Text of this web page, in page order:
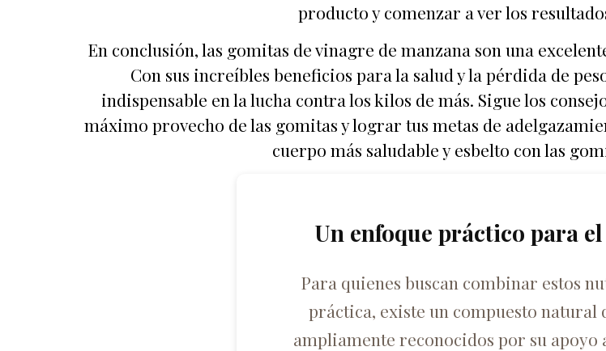
producto y comenzar a ver los
En conclusión, las gomitas de vinagre de manzana son una
Con sus increíbles beneficios para la salud y la pérdida de
indispensable en la lucha contra los kilos de más. Sigue los
máximo provecho de las gomitas y lograr tus metas de
cuerpo más saludable y esbelto con las
Un enfoque práctico para
Para quienes buscan combinar estos
práctica, existe un compuesto natural
ampliamente reconocidos por su